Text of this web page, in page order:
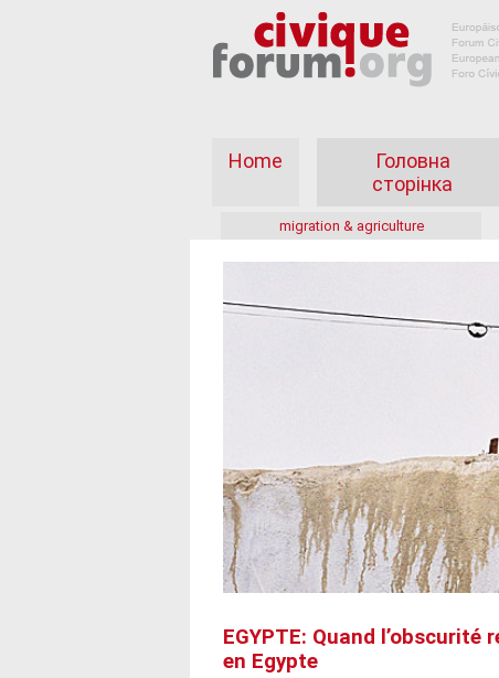
Home
Головна
сторінка
migration & agriculture
EGYPTE: Quand
en Egypte